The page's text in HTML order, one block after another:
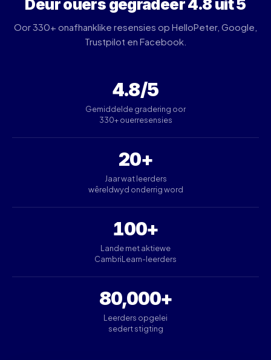
Deur ouers gegradeer 4.8 uit 5
Oor 330+ onafhanklike resensies op HelloPeter, Google,
Trustpilot en Facebook.
4.8/5
Gemiddelde gradering oor
330+ ouerresensies
20+
Jaar wat leerders
wêreldwyd onderrig word
100+
Lande met aktiewe
CambriLearn-leerders
80,000+
Leerders opgelei
sedert stigting